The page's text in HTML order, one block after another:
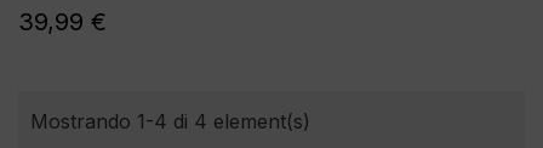
39,99 €
Mostrando 1-4 di 4 element(s)